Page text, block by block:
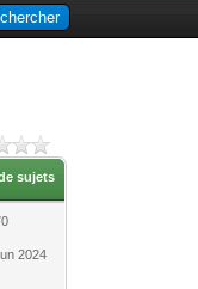
sujets
2024